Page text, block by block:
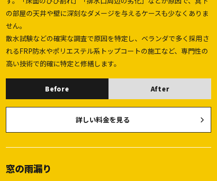
の部屋の天井や壁に深刻なダメージを与えるケースも少なくありま
せん。
散水試験などの確実な調査で原因を特定し、ベランダで多く採用さ
れるFRP防水やポリエステル系トップコートの施工など、専門性の
高い技術で的確に特定と修繕します。
Before After
詳しい料金を見る
窓の雨漏り